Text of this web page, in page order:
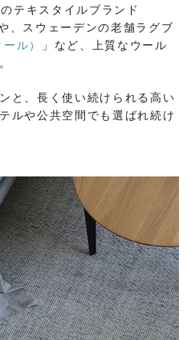
テキスタイルブランド
、スウェーデンの老舗ラグブ
ル）
」など、上質なウール
と、長く使い続けられる高い
ルや公共空間でも選ばれ続け